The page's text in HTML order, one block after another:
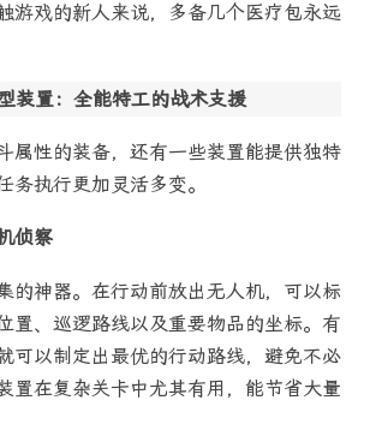
游戏的新人来说，多备几个医疗包永远
装置：全能特工的战术支援
属性的装备，还有一些装置能提供独特
务执行更加灵活多变。
侦察
的神器。在行动前放出无人机，可以标
置、巡逻路线以及重要物品的坐标。有
可以制定出最优的行动路线，避免不必
置在复杂关卡中尤其有用，能节省大量